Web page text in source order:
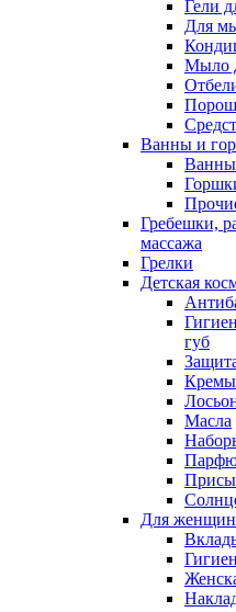
Гели
Для
Мыло
Ванны и
Ванны
Гребешки,
массажа
Грелки
Детская
губ
Кремы
Масла
Для женщин